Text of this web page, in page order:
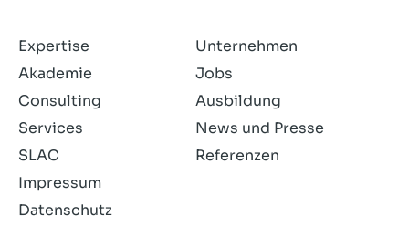
Expertise
Akademie
Consulting
Services
SLAC
Unternehmen
Jobs
Ausbildung
News und Presse
Referenzen
Impressum
Datenschutz